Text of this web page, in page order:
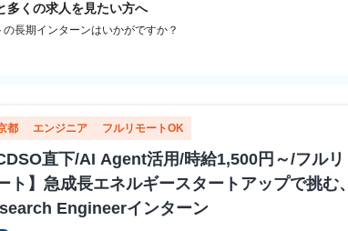
多くの求人を見たい方へ
の長期インターンはいかがですか？
都 エンジニア フルリモートOK
CDSO直下/AI Agent活用/時給1,500円～/フルリ
ト】急成長エネルギースタートアップで挑む、
Engineerインターン